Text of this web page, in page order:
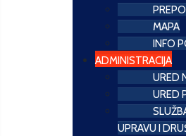
MAPA
INFO
ADMINISTRACIJA
URED
URED
UPRAVU I